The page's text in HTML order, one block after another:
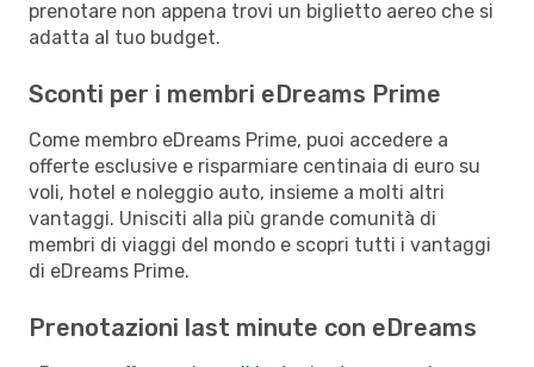
prenotare non appena trovi un biglietto aereo che si
adatta al tuo budget.
Sconti per i membri eDreams Prime
Come membro eDreams Prime, puoi accedere a
offerte esclusive e risparmiare centinaia di euro su
voli, hotel e noleggio auto, insieme a molti altri
vantaggi. Unisciti alla più grande comunità di
membri di viaggi del mondo e scopri tutti i vantaggi
di eDreams Prime.
Prenotazioni last minute con eDreams